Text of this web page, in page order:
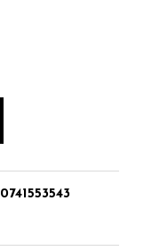
0741553543